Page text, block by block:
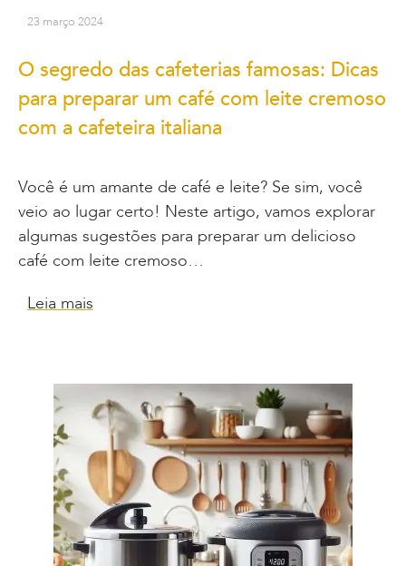
23 março 2024
O segredo das cafeterias famosas: Dicas
para preparar um café com leite cremoso
com a cafeteira italiana
Você é um amante de café e leite? Se sim, você
veio ao lugar certo! Neste artigo, vamos explorar
algumas sugestões para preparar um delicioso
café com leite cremoso…
Leia mais